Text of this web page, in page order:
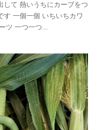
て 熱いうちにカーブをつ
一個一個 いちいちカワ
ツ 一つ一つ...